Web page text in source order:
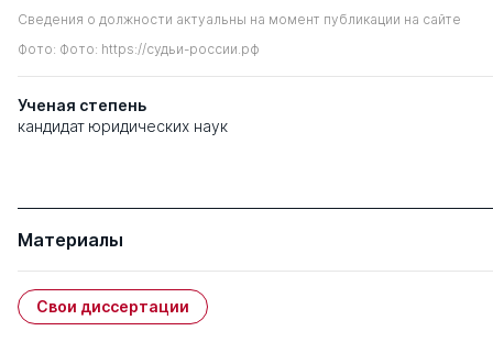
Сведения о должности актуальны на момент публикации на сайте
Фото: Фото: https://судьи-россии.рф
Ученая степень
кандидат юридических наук
Материалы
Свои диссертации